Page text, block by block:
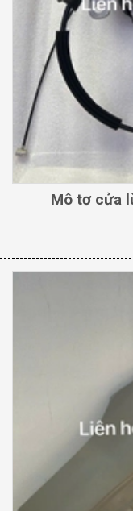
Mô tơ cửa